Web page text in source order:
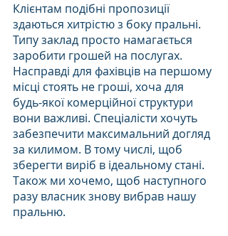
Клієнтам подібні пропозиції
здаються хитрістю з боку пральні.
Типу заклад просто намагається
заробити грошей на послугах.
Насправді для фахівців на першому
місці стоять не гроші, хоча для
будь-якої комерційної структури
вони важливі. Спеціалісти хочуть
забезпечити максимальний догляд
за килимом. В тому числі, щоб
зберегти виріб в ідеальному стані.
Також ми хочемо, щоб наступного
разу власник знову вибрав нашу
пральню.